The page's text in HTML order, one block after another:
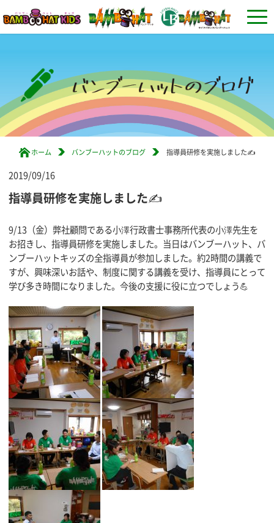
ホーム バンブーハットのブログ 指導員研修を実施しました✍
2019/09/16
指導員研修を実施しました✍
9/13（金）弊社顧問である小澤行政書士事務所代表の小澤先生を
お招きし、指導員研修を実施しました。当日はバンブーハット、バ
ンブーハットキッズの全指導員が参加しました。約2時間の講義で
すが、興味深いお話や、制度に関する講義を受け、指導員にとって
学び多き時間になりました。今後の支援に役に立つでしょう💪